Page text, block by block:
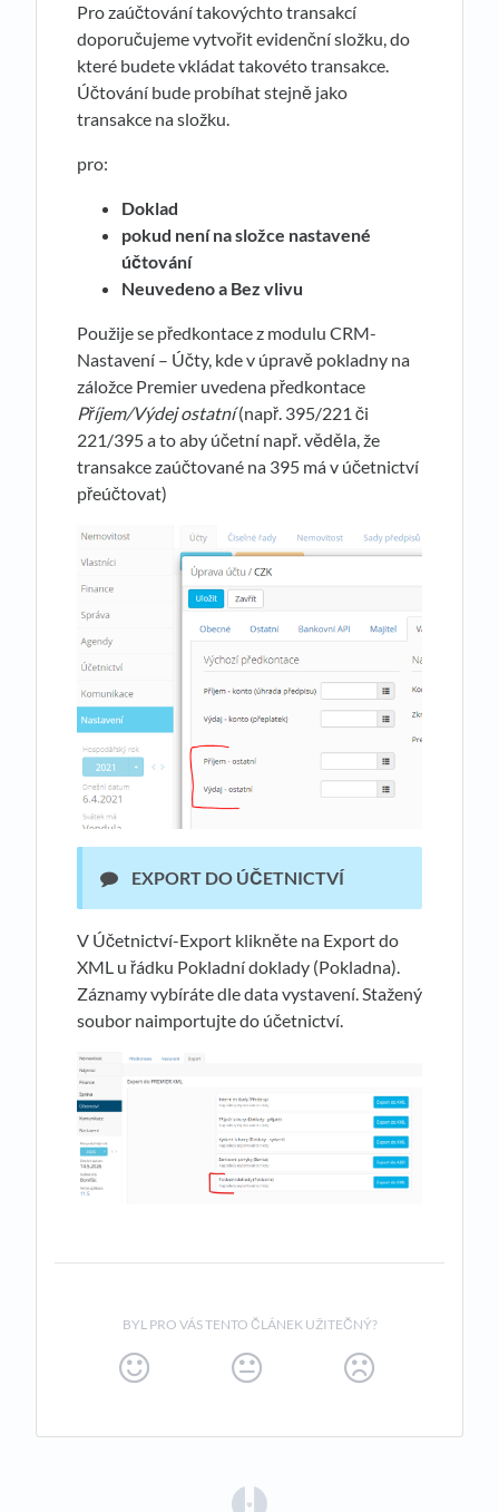
Pro zaúčtování takovýchto transakcí
doporučujeme vytvořit evidenční složku, do
které budete vkládat takovéto transakce.
Účtování bude probíhat stejně jako
transakce na složku.
pro:
Doklad
pokud není na složce nastavené
účtování
Neuvedeno a Bez vlivu
Použije se předkontace z modulu CRM-
Nastavení – Účty, kde v úpravě pokladny na
záložce Premier uvedena předkontace
Příjem/Výdej ostatní(např. 395/221 či
221/395 a to aby účetní např. věděla, že
transakce zaúčtované na 395 má v účetnictví
přeúčtovat)
EXPORT DO ÚČETNICTVÍ
V Účetnictví-Export klikněte na Export do
XML u řádku Pokladní doklady (Pokladna).
Záznamy vybíráte dle data vystavení. Stažený
soubor naimportujte do účetnictví.
BYL PRO VÁS TENTO ČLÁNEK UŽITEČNÝ?